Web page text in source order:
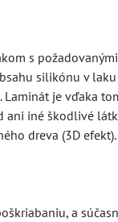
s
silikónu v laku
je vďaka
iné škodlivé
dreva (3D efekt).
a